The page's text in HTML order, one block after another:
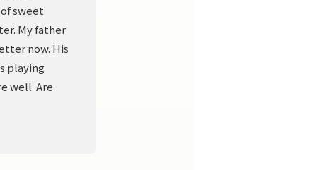
sweet
My father
now. His
playing
well. Are